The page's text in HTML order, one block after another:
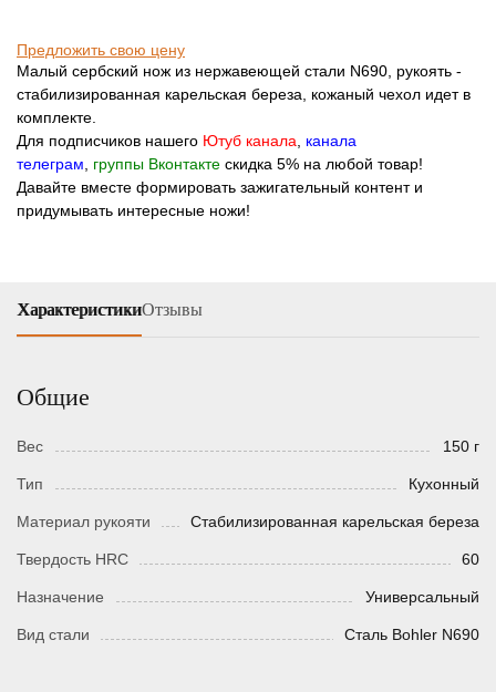
Предложить свою цену
Малый сербский нож из нержавеющей стали N690, рукоять -
стабилизированная карельская береза, кожаный чехол идет в
комплекте.
Для подписчиков нашего Ютуб канала
канала
телеграм
группы Вконтакте скидка 5% на любой товар!
Давайте вместе формировать зажигательный контент и
придумывать интересные ножи!
ХарактеристикиОтзывы
Общие
Вес 150 г
Тип Кухонный
Материал рукояти Стабилизированная карельская береза
Твердость HRC 60
Назначение Универсальный
Вид стали Сталь Bohler N690